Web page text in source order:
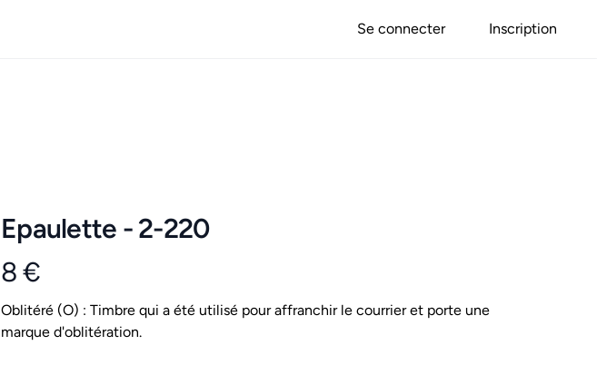
Se connecter Inscription
Epaulette - 2-220
Product information
8 €
Conditions
Oblitéré (O) : Timbre qui a été utilisé pour affranchir le courrier et porte une
marque d'oblitération.